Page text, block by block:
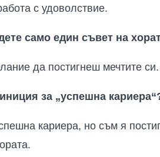
с удоволствие.
само един съвет на
да постигнеш мечтите
за „успешна
кариера, но съм я